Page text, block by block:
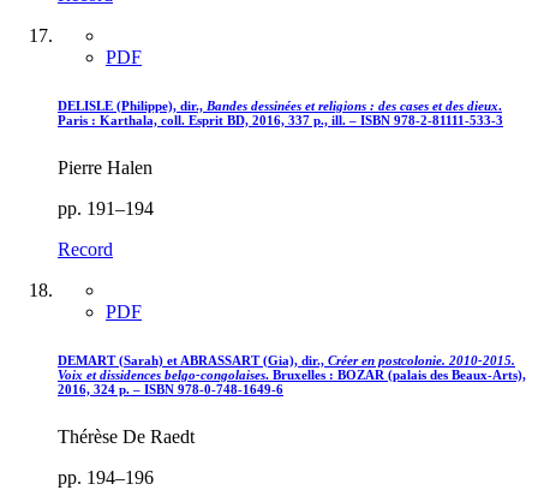
PDF
DELISLE (Philippe), dir., Bandes dessinées et religions : des cases et des dieux.
Paris : Karthala, coll. Esprit BD, 2016, 337 p., ill. – ISBN 978-2-81111-533-3
Pierre Halen
pp. 191–194
Record
PDF
DEMART (Sarah) et ABRASSART (Gia), dir., Créer en postcolonie. 2010-2015.
Voix et dissidences belgo-congolaises. Bruxelles : BOZAR (palais des Beaux-Arts),
2016, 324 p. – ISBN 978-0-748-1649-6
Thérèse De Raedt
pp. 194–196